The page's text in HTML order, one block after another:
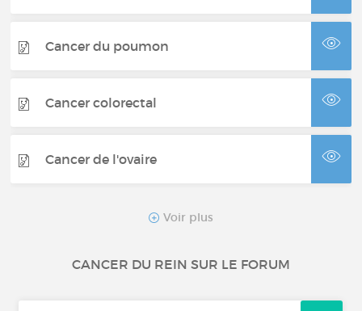
Cancer du poumon
Cancer colorectal
Cancer de l'ovaire
Cancer du pancréas
Myélome multiple
Voir plus
CANCER DU REIN SUR LE FORUM